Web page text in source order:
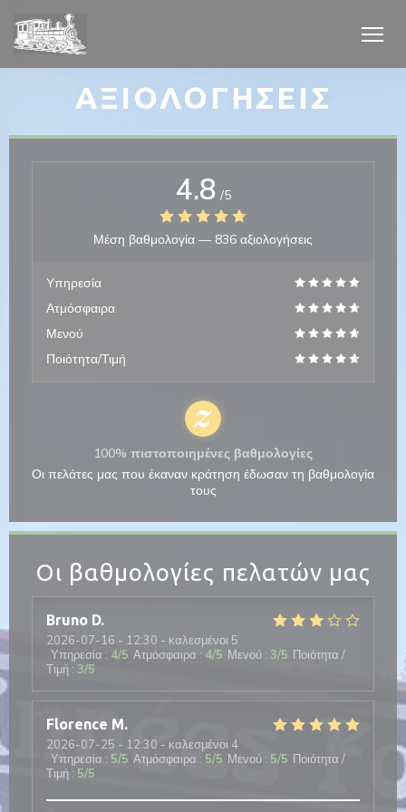
Πίνακας διαχείρισης "Μπισκότων" (Cookies)
ΑΞΙΟΛΟΓΉΣΕΙΣ
Οι βαθμολογίες πελατών μας
Bruno D
2026-07-16 - 12:30 - καλεσμένοι 5
Υπηρεσία : 4/5 Ατμόσφαιρα : 4/5 Μενού : 3/5 Ποιότητα /
Τιμή : 3/5
Florence M
2026-07-25 - 12:30 - καλεσμένοι 4
Υπηρεσία : 5/5 Ατμόσφαιρα : 5/5 Μενού : 5/5 Ποιότητα /
Τιμή : 5/5
4.8 /5
Μέση βαθμολογία — 836 αξιολογήσεις
Υπηρεσία
Ατμόσφαιρα
Μενού
Ποιότητα/Τιμή
100% πιστοποιημένες βαθμολογίες
Οι πελάτες μας που έκαναν κράτηση έδωσαν τη βαθμολογία
τους